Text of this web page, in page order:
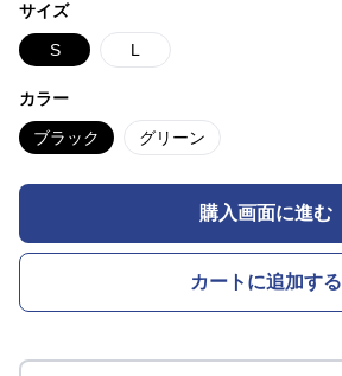
サイズ
S L
カラー
ブラック グリーン
購入画面に進む
カートに追加する